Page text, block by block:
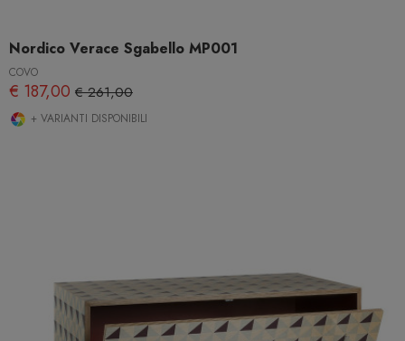
Nordico Verace Sgabello MP001
COVO
€ 187,00 € 261,00
+ VARIANTI DISPONIBILI